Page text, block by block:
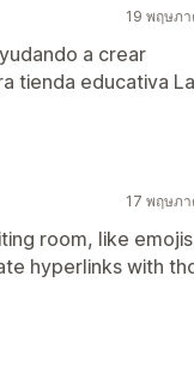
19 พฤษภ
a crear
tienda educativa La
17 พฤษภ
room, like
hyperlinks with